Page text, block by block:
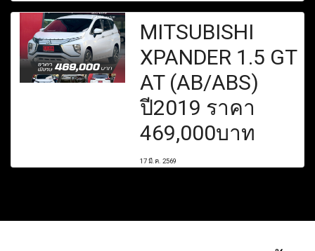
MITSUBISHI
XPANDER 1.5 GT
AT (AB/ABS)
ปี2019 ราคา
469,000บาท
17 มี.ค. 2569